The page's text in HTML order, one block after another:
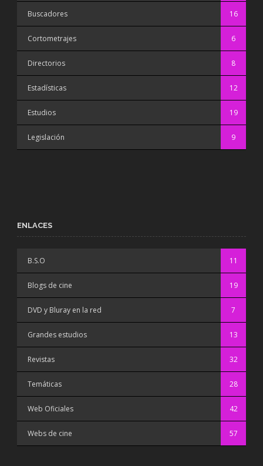
Buscadores 16
Cortometrajes 6
Directorios 8
Estadísticas 12
Estudios 19
Legislación 9
ENLACES
B.S.O 11
Blogs de cine 19
DVD y Bluray en la red 7
Grandes estudios 13
Revistas 32
Temáticas 28
Web Oficiales 42
Webs de cine 57